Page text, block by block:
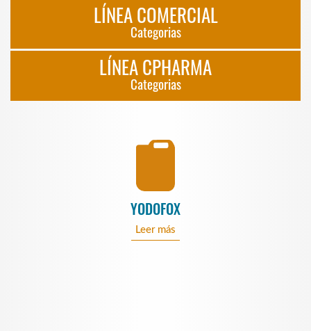
LÍNEA COMERCIAL
Categorias
LÍNEA CPHARMA
Categorias
YODOFOX
Leer más